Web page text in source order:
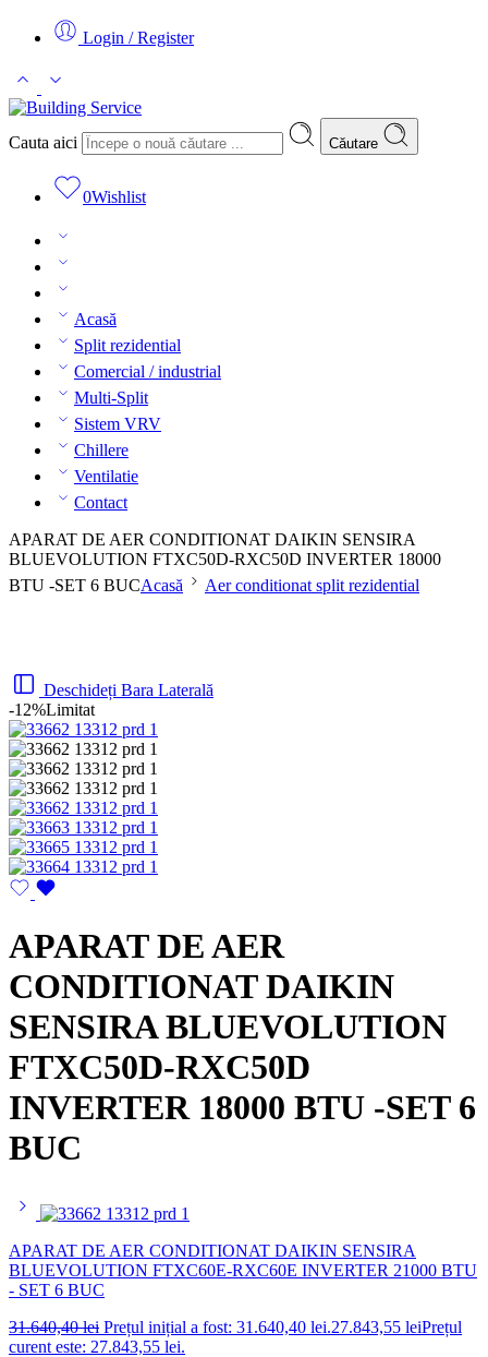
Login / Register
Cauta aici Căutare
0Wishlist
Acasă
Split rezidential
Comercial / industrial
Multi-Split
Sistem VRV
Chillere
Ventilatie
Contact
APARAT DE AER CONDITIONAT DAIKIN SENSIRA
BLUEVOLUTION FTXC50D-RXC50D INVERTER 18000
BTU -SET 6 BUCAcasă Aer conditionat split rezidential
Deschideți Bara Laterală
-12%Limitat
APARAT DE AER
CONDITIONAT DAIKIN
SENSIRA BLUEVOLUTION
FTXC50D-RXC50D
INVERTER 18000 BTU -SET 6
BUC
APARAT DE AER CONDITIONAT DAIKIN SENSIRA
BLUEVOLUTION FTXC60E-RXC60E INVERTER 21000 BTU
- SET 6 BUC
31.640,40lei Prețul inițial a fost: 31.640,40 lei.27.843,55 leiPrețul
curent este: 27.843,55 lei.